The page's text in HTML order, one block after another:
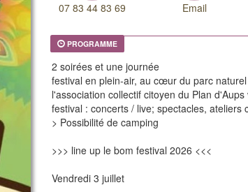
07 83 44 83 69 Email
PROGRAMME
2 soirées et une journée
festival en plein-air, au cœur du parc
l'association collectif citoyen du Plan
festival : concerts / live; spectacles,
> Possibilité de camping
>>> line up le bom festival 2026 <<<
Vendredi 3 juillet